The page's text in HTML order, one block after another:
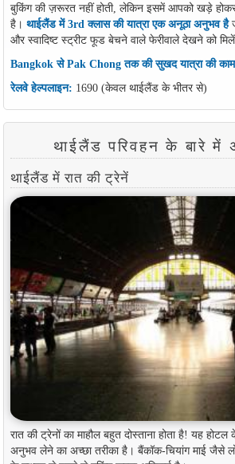
बुकिंग की ज़रूरत नहीं होती, लेकिन इसमें आपको खड़े
है। थाईलैंड में 3rd क्लास की यात्रा एक अनूठा अनुभव है
और स्वादिष्ट स्ट्रीट फूड बेचने वाले फेरीवाले देखने को
Bangkok से Pak Chong तक की सुखद यात्रा की
रेलवे हेल्पलाइन: 1690 (केवल थाईलैंड के भीतर से)
थाईलैंड परिवहन के बारे में
थाईलैंड में रात की ट्रेनें
रात की ट्रेनों का माहौल बहुत दोस्ताना होता है! यह
अनुभव लेने का अच्छा तरीका है। बैंकॉक-चियांग माई जैसे